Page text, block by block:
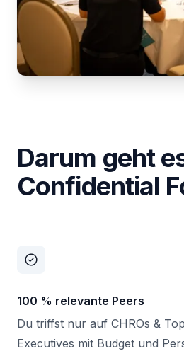
Darum geht
Confidential
100 % relevante Peers
Du triffst nur auf CHROs &
Executives mit Budget und